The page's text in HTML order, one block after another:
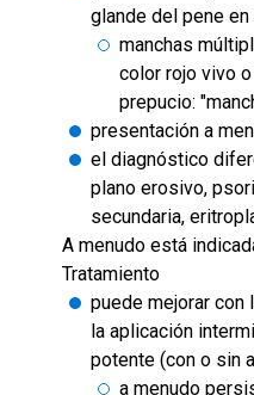
glande del pene
manchas
color rojo vivo
prepucio:
presentación a
el diagnóstico
plano erosivo,
secundaria,
A menudo está
Tratamiento
puede mejorar
la aplicación
potente (con o sin
a menudo